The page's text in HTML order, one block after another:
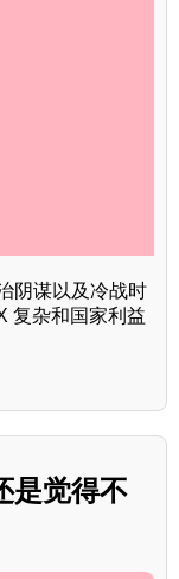
阴谋以及冷战时
复杂和国家利益
是觉得不